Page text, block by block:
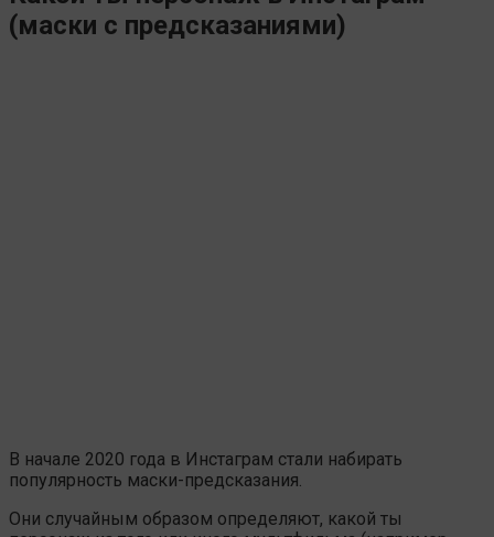
(маски с предсказаниями)
В начале 2020 года в Инстаграм стали набирать
популярность маски-предсказания.
Они случайным образом определяют, какой ты